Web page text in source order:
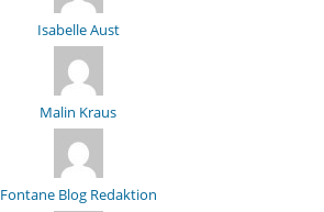
Isabelle Aust
Malin Kraus
Fontane Blog Redaktion